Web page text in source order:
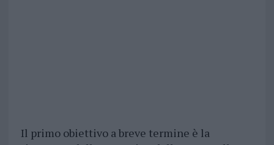
Il primo obiettivo a breve termine è la